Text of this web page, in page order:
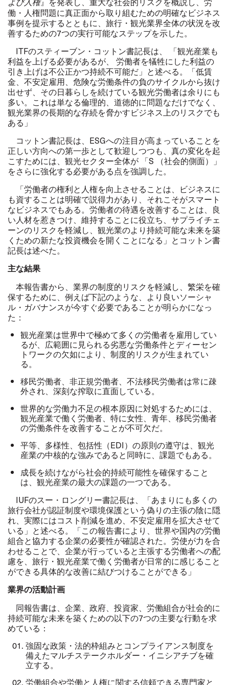
働・人権問題に真正面から取り組むための明確なビジネス
事例を提示するとともに、旅行・観光業界全体の状況を改
善するための7つの実行可能なステップを示した。
ITFのスティーブン・コットン書記長は、 「観光産業も
利益を上げる必要があるが、 労働者を犠牲にした利益の
引き上げは不公正かつ持続不可能だ」と述べる。「低賃
金、不安定雇用、危険な労働条件の負のサイクルから抜け
出せず、その日暮らしを続けている観光労働者は余りにも
多い。これは単なる倫理的、道徳的に問題なだけでなく、
観光業界の長期的な存続を脅かすビジネス上のリスクでも
ある」
コットン書記長は、 ESGへの注目が高まっていることを
正しい方向への第一歩として歓迎しつつも、真の変化を起
こすためには、観光セクター全体が 「S
（社会的側面）」
をさらに強化する必要がある点を強調した。
「労働者の権利と人権を向上させることは、ビジネスに
も資することは明確で説得力があり、それこそがスマート
なビジネスでもある。労働者の待遇を改善することは、良
い人材を惹きつけ、維持することに役立ち、サプライチェ
ーンのリスクを軽減し、観光業のより持続可能な未来を築
くための新たな投資機会を開くことになる」とコットン書
記長は述べた。
主な結果
本報告書から、業界の制度的リスクを軽減し、繁栄を確
保するために、例えば下記のような、より良いソーシャ
ル・ガバナンスが今すぐ必要であることが明らかになっ
た：
観光産業は世界中で極めて多くの労働者を雇用してい
るが、広範囲に見られる劣悪な労働条件とディーセン
トワークの欠如により、制度的リスクが生まれてい
る。
移民労働者、非正規労働者、不法移民労働者は常に疎
外され、深刻な搾取に直面している。
世界的な労働力不足の根本原因に対処するためには、
観光産業で働く労働者、特に女性、青年、移民労働者
の労働条件を改善することが不可欠だ。
平等、多様性、包括性（EDI）の原則の遵守は、観光
産業の中核的な強みであると同時に、課題でもある。
成長を続けながら社会的持続可能性を確保すること
は、観光産業の最大の課題の一つである。
IUFのスー・ロングリー書記長は、「あまりにも多くの
旅行会社が認証制度や環境保護という偽りの主張の陰に隠
れ、実際にはコスト削減を進め、不安定雇用を拡大させて
いる」と述べる。「この報告書により、世界や国内の労働
組合と協力する企業の必要性が確認された。労使が力を合
わせることで、企業が行っていると主張する労働者への配
慮を、旅行・観光産業で働く労働者が日常的に感じること
ができる具体的な改善に結びつけることができる」
業界の活動計画
同報告書は、企業、政府、投資家、労働組合が社会的に
持続可能な未来を築くための以下の7つの主要な行動を求
めている：
強固な政策・法的枠組みとコンプライアンス制度を
備えたマルチステークホルダー・イニシアチブを確
立する。
労働組合や労働と人権に関する信頼できる専門家と